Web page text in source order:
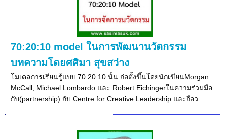
70:20:10 model ในการพัฒนานวัตกรรม
บทความโดยศศิมา สุขสว่าง
โมเดลการเรียนรู้แบบ 70:20:10 นั้น ก่อตั้งขึ้นโดยนักเขียนMorgan
McCall, Michael Lombardo และ Robert Eichingerในความร่วมมือ
กับ(partnership) กับ Centre for Creative Leadership และถือว...